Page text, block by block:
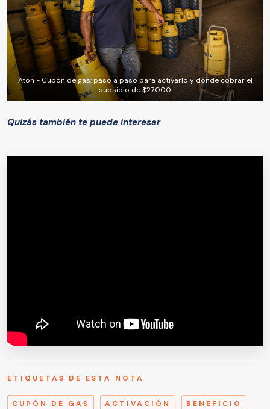
Aton - Cupón de gas: paso a paso para activarlo y dónde cobrar el
subsidio de $27.000
Quizás también te puede interesar
ETIQUETAS DE ESTA NOTA
CUPÓN DE GAS ACTIVACIÓN BENEFICIO